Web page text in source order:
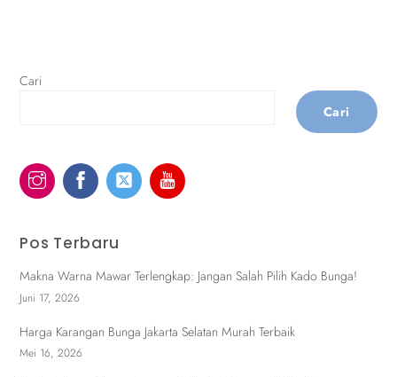
Cari
Cari
Pos Terbaru
Makna Warna Mawar Terlengkap: Jangan Salah Pilih Kado Bunga!
Juni 17, 2026
Harga Karangan Bunga Jakarta Selatan Murah Terbaik
Mei 16, 2026